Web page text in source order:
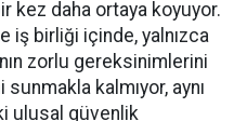
kez daha ortaya koyuyor.
iş birliği içinde, yalnızca
zorlu gereksinimlerini
kalmıyor, aynı
ulusal güvenlik